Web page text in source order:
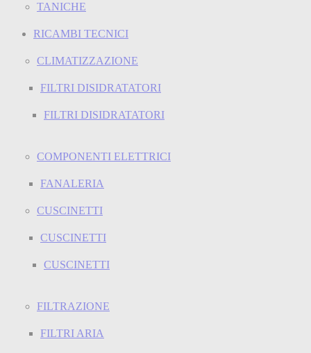
TANICHE
RICAMBI TECNICI
CLIMATIZZAZIONE
FILTRI DISIDRATATORI
FILTRI DISIDRATATORI
COMPONENTI ELETTRICI
FANALERIA
CUSCINETTI
CUSCINETTI
CUSCINETTI
FILTRAZIONE
FILTRI ARIA